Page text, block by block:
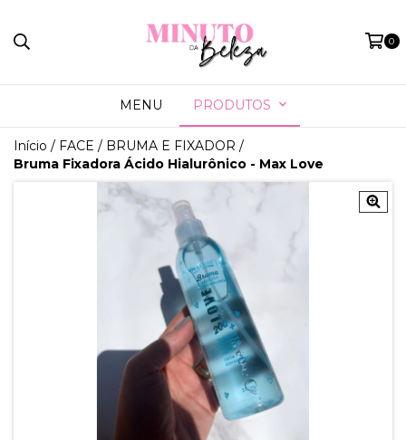
0
MENU PRODUTOS
Início / FACE / BRUMA E FIXADOR /
Bruma Fixadora Ácido Hialurônico - Max Love